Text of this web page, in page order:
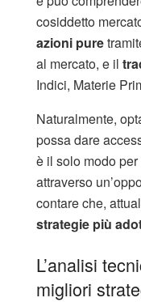
cosiddetto
azioni pure
al mercato, e il
Indici, Materie
Naturalmente,
possa dare
è il solo modo
attraverso
contare che,
strategie più
L’analisi
migliori